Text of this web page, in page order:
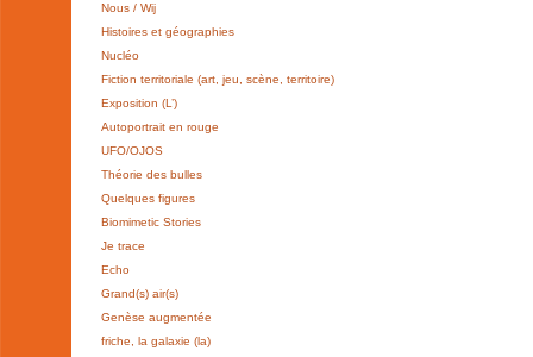
Nous / Wij
Histoires et géographies
Nucléo
Fiction territoriale (art, jeu, scène, territoire)
Exposition (L’)
Autoportrait en rouge
UFO/OJOS
Théorie des bulles
Quelques figures
Biomimetic Stories
Je trace
Echo
Grand(s) air(s)
Genèse augmentée
friche, la galaxie (la)